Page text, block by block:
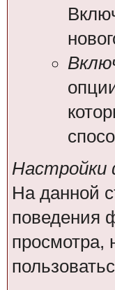
Настройки
На данной
поведения
просмотра,